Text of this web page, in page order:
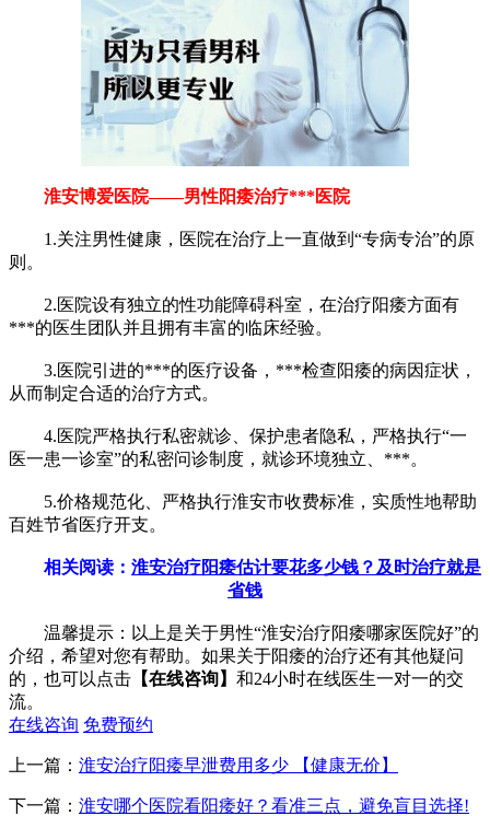
淮安博爱医院——男性阳痿治疗***医院
1.关注男性健康，医院在治疗上一直做到“专病专治”的原
则。
2.医院设有独立的性功能障碍科室，在治疗阳痿方面有
***的医生团队并且拥有丰富的临床经验。
3.医院引进的***的医疗设备，***检查阳痿的病因症状，
从而制定合适的治疗方式。
4.医院严格执行私密就诊、保护患者隐私，严格执行“一
医一患一诊室”的私密问诊制度，就诊环境独立、***。
5.价格规范化、严格执行淮安市收费标准，实质性地帮助
百姓节省医疗开支。
相关阅读： 淮安治疗阳痿估计要花多少钱？及时治疗就是
省钱
温馨提示：以上是关于男性“淮安治疗阳痿哪家医院好”的
介绍，希望对您有帮助。如果关于阳痿的治疗还有其他疑问
的，也可以点击 【在线咨询】 和24小时在线医生一对一的交
流。
在线咨询 免费预约
上一篇： 淮安治疗阳痿早泄费用多少 【健康无价】
下一篇： 淮安哪个医院看阳痿好？看准三点，避免盲目选择!